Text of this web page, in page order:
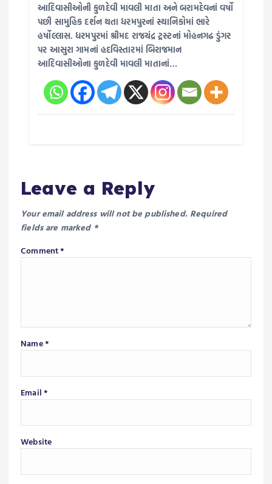
આદિવાસીઓની કુળદેવી માવલી માતા અને બરામદેવનાં વર્ષો
પછી સામુહિક દર્શન થતા ધરમપુરનાં સ્થાનિકોમાં ભારે
હર્ષોલ્લાસ. ધરમપુરમાં શ્રીમદ રાજચંદ્ર ટ્રસ્ટનાં મોહનગઢ ડુંગર
પર આસુરા ગામનાં હદવિસ્તારમાં બિરાજમાન
આદિવાસીઓના કુળદેવી માવલી માતાનાં…
Leave a Reply
Your email address will not be published. Required
fields are marked *
Comment*
Name*
Email*
Website